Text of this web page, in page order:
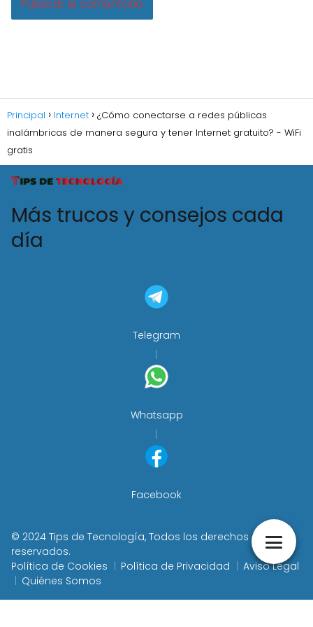
Principal Internet
¿Cómo conectarse a redes públicas
inalámbricas de manera segura y tener Internet gratuito? - WiFi
gratis
Más trucos y consejos cada
día
Telegram
Whatsapp
Facebook
© 2024 Tips de Tecnología, Todos los derechos
reservados.
Política de Cookies
Política de Privacidad
Aviso Legal
Quiénes Somos